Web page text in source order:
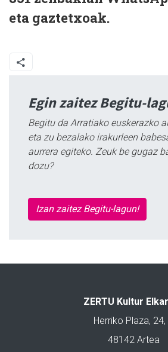
eta gaztetxoak.
Egin zaitez Begitu-
Begitu da Arratiako euskerazko
eta zu bezalako irakurleen
aurrera egiteko. Zeuk be gugaz
dozu?
Izan zaitez Begitu-lagun!
ZERTU Kultur
Herriko Plaza, 24,
48142 Artea